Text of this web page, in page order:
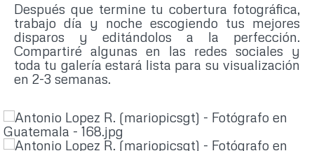
Después que termine tu cobertura fotográfica,
trabajo día y noche escogiendo tus mejores
disparos y editándolos a la perfección.
Compartiré algunas en las redes sociales y
toda tu galería estará lista para su visualización
en 2-3 semanas.